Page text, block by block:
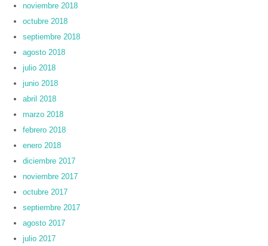
noviembre 2018
octubre 2018
septiembre 2018
agosto 2018
julio 2018
junio 2018
abril 2018
marzo 2018
febrero 2018
enero 2018
diciembre 2017
noviembre 2017
octubre 2017
septiembre 2017
agosto 2017
julio 2017